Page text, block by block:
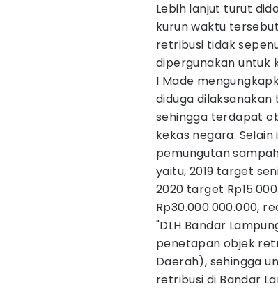
Lebih lanjut turut
kurun waktu
retribusi tidak
dipergunakan untuk
I Made
diduga
sehingga terdapat
kekas negara.
pemungutan
yaitu, 2019 target
2020 target
Rp30.000.000.000,
"DLH Bandar
penetapan objek
Daerah), sehingga
retribusi di Bandar